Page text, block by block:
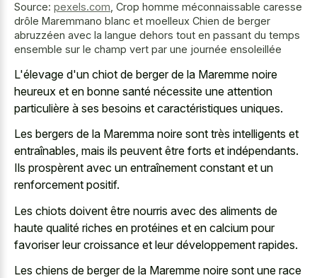
Source: pexels.com Crop homme méconnaissable caresse
drôle Maremmano blanc et moelleux Chien de berger
abruzzéen avec la langue dehors tout en passant du temps
ensemble sur le champ vert par une journée ensoleillée
L'élevage d'un chiot de berger de la Maremme noire
heureux et en bonne santé nécessite une attention
particulière à ses besoins et caractéristiques uniques.
Les bergers de la Maremma noire sont très intelligents et
entraînables, mais ils peuvent être forts et indépendants.
Ils prospèrent avec un entraînement constant et un
renforcement positif.
Les chiots doivent être nourris avec des aliments de
haute qualité riches en protéines et en calcium pour
favoriser leur croissance et leur développement rapides.
Les chiens de berger de la Maremme noire sont une race